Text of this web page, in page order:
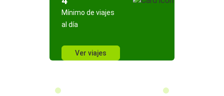
Mínimo de viajes
al día
Ver viajes